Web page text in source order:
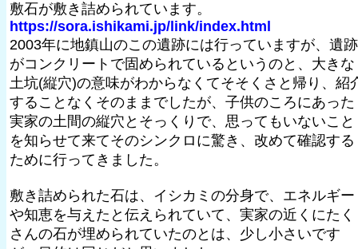
敷石が敷き詰められています。
https://sora.ishikami.jp/link/index.html
2003年に地鎮山のこの遺跡には行っていますが、遺跡
がコンクリートで固められているというのと、大きな
土坑(縦穴)の意味がわからなくてそそくさと帰り、紹
することなくそのままでしたが、子供のころにあった
実家の土間の縦穴とそっくりで、思ってもいないこと
を知らせて来てそのシンクロに驚き、改めて確認する
ために行ってきました。
敷き詰められた石は、イシカミの分身で、エネルギー
や知恵を与えたと伝えられていて、実家の近くにたく
さんの石が埋められていたのとは、少し小さいです